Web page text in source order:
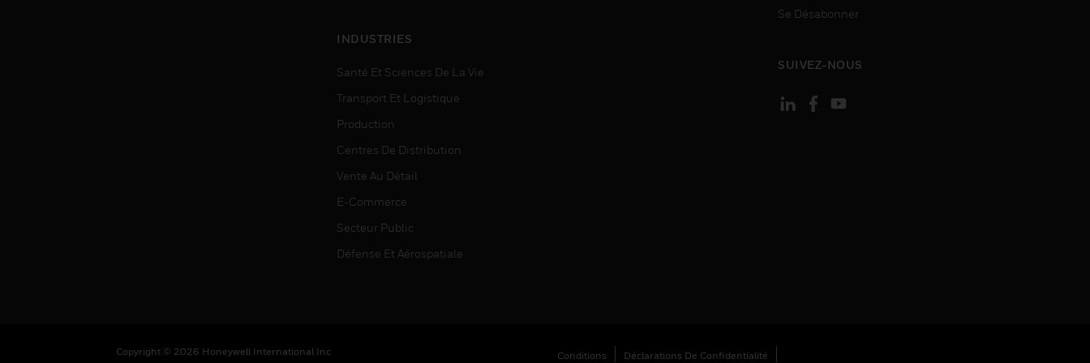
INDUSTRIES
Santé Et Sciences De La Vie
Transport Et Logistique
Production
Centres De Distribution
Vente Au Détail
E-Commerce
Secteur Public
Défense Et Aérospatiale
Se Désabonner
SUIVEZ-NOUS
Copyright © 2026 Honeywell International Inc Conditions Déclarations De Confidentialité